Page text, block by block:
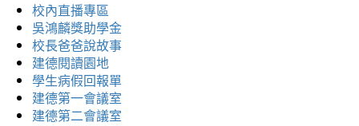
校內直播專區
吳鴻麟獎助學金
校長爸爸說故事
建德閱讀園地
學生病假回報單
建德第一會議室
建德第二會議室